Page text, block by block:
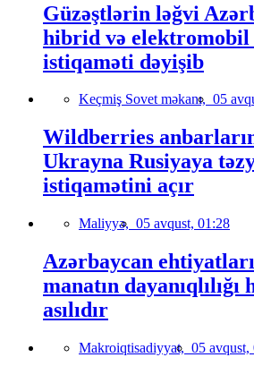
Güzəştlərin ləğvi
hibrid və elektromobil
istiqaməti dəyişib
Keçmiş Sovet məkanı, 05
Wildberries
Ukrayna Rusiyaya
istiqamətini açır
Maliyyə, 05 avqust, 01:28
Azərbaycan
manatın dayanıqlılığı
asılıdır
Makroiqtisadiyyat, 05 avqust,